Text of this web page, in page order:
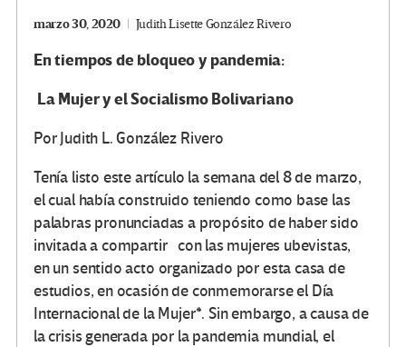
marzo 30, 2020 Judith Lisette González Rivero
En tiempos de bloqueo y pandemia:
La Mujer y el Socialismo Bolivariano
Por Judith L. González Rivero
Tenía listo este artículo la semana del 8 de marzo,
el cual había construido teniendo como base las
palabras pronunciadas a propósito de haber sido
invitada a compartir con las mujeres ubevistas,
en un sentido acto organizado por esta casa de
estudios, en ocasión de conmemorarse el Día
Internacional de la Mujer*. Sin embargo, a causa de
la crisis generada por la pandemia mundial, el